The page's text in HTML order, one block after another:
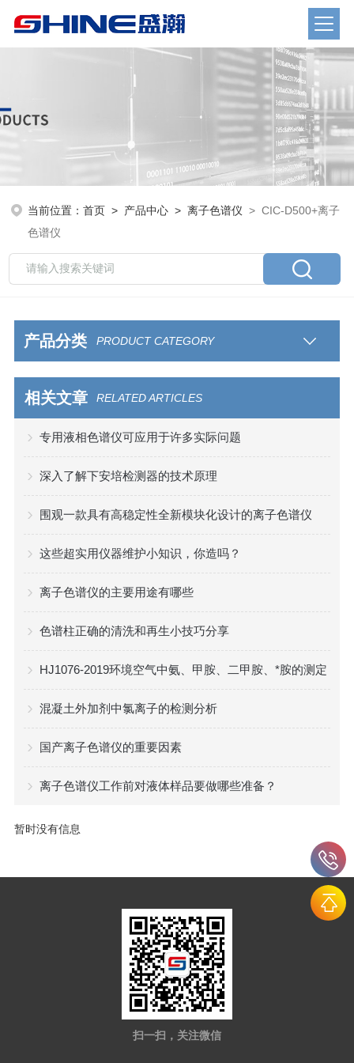
当前位置：首页 > 产品中心 >离子色谱仪 > CIC-D500+离子
色谱仪
产品分类 PRODUCT CATEGORY
相关文章 RELATED ARTICLES
专用液相色谱仪可应用于许多实际问题
深入了解下安培检测器的技术原理
围观一款具有高稳定性全新模块化设计的离子色谱仪
这些超实用仪器维护小知识，你造吗？
离子色谱仪的主要用途有哪些
色谱柱正确的清洗和再生小技巧分享
HJ1076-2019环境空气中氨、甲胺、二甲胺、*胺的测定
混凝土外加剂中氯离子的检测分析
国产离子色谱仪的重要因素
离子色谱仪工作前对液体样品要做哪些准备？
暂时没有信息
扫一扫，关注微信